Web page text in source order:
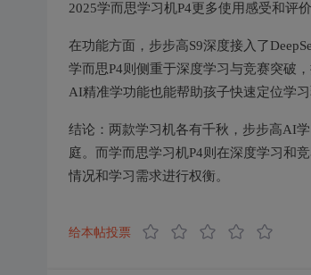
2025学而思学习机P4更多使用感受和评价
在功能方面，步步高S9深度接入了
学而思P4则侧重于深度学习与竞赛突破
AI精准学功能也能帮助孩子快速定位学习
结论：两款学习机各有千秋，步步高AI
庭。而学而思学习机P4则在深度学习和
情况和学习需求进行权衡。
给本帖投票